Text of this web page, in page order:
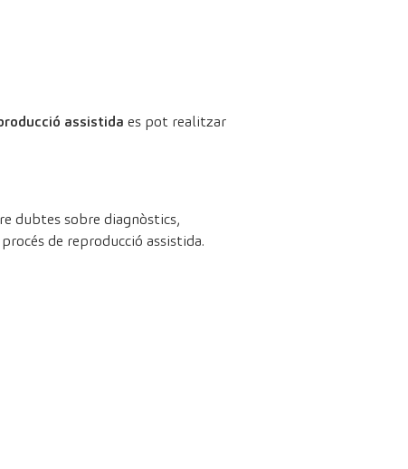
assistida es pot realitzar
dubtes sobre diagnòstics,
de reproducció assistida.